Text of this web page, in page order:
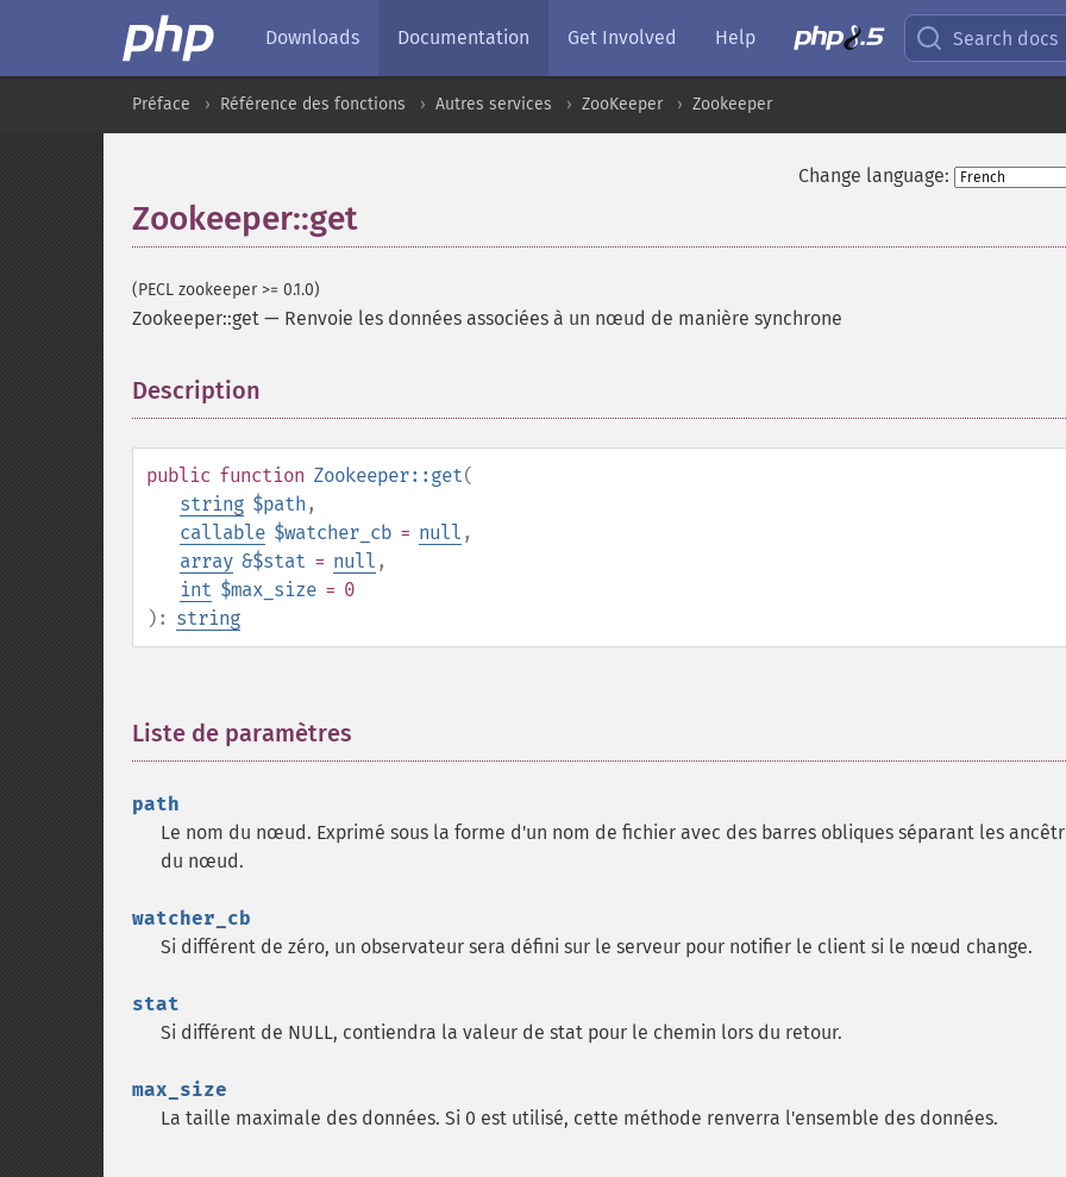
Downloads Documentation Get Involved Help Search docs
Préface Référence des fonctions Autres services ZooKeeper Zookeeper
Change language:
Zookeeper::get
(PECL zookeeper >= 0.1.0)
Zookeeper::get — Renvoie les données associées à un nœud de manière synchrone
Description
public function Zookeeper::get(
string $path ,
callable $watcher_cb = null ,
array &$stat = null ,
int $max_size = 0
): string
Liste de paramètres
path
Le nom du nœud. Exprimé sous la forme d'un nom de fichier avec des barres obliques séparant les
du nœud.
watcher_cb
Si différent de zéro, un observateur sera défini sur le serveur pour notifier le client si le nœud change.
stat
Si différent de NULL, contiendra la valeur de stat pour le chemin lors du retour.
max_size
La taille maximale des données. Si 0 est utilisé, cette méthode renverra l'ensemble des données.